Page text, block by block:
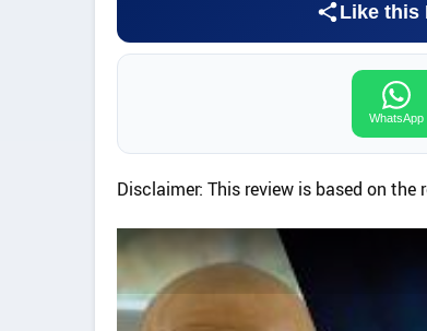
Like this
WhatsApp
Disclaimer: This review is based on the